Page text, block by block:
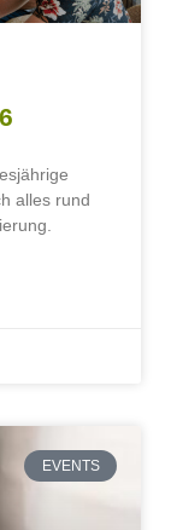
alles rund
EVENTS